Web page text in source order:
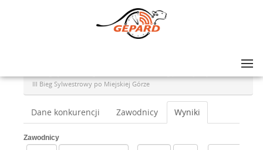
III Bieg Sylwestrowy po Miejskiej Górze
Dane konkurencji Zawodnicy Wyniki
Zawodnicy